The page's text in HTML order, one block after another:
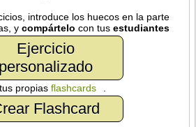
introduce los huecos en la parte
ycompártelo con tusestudiantes
Ejercicio
personalizado
propiasflashcards
Flashcard